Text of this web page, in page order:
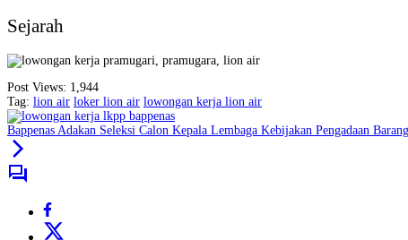
Sejarah
Post Views: 1,944
Tag: lion air loker lion air lowongan kerja lion air
Bappenas Adakan Seleksi Calon Kepala Lembaga Kebijakan Pengadaan